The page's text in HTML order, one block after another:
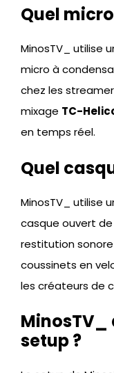
Quel
MinosTV_ utilise
micro à
chez les
mixage TC-
en temps réel.
Quel
MinosTV_ utilise
casque ouvert
restitution
coussinets en
les créateurs de
setup ?